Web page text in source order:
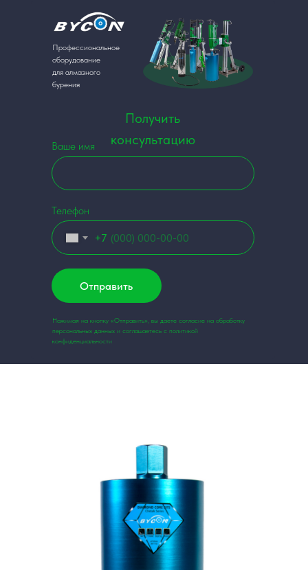
Профессиональное
оборудование
для алмазного
бурения
Получить
консультацию
Ваше имя
Телефон
+7
Отправить
Нажимая на кнопку «Отправить», вы даете согласие на обработку
персональных данных и соглашаетесь с политикой
конфиденциальности